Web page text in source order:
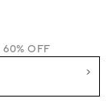
60% OFF